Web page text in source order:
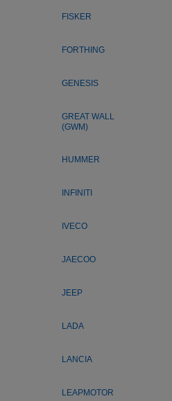
FISKER
FORTHING
GENESIS
GREAT WALL
(GWM)
HUMMER
INFINITI
IVECO
JAECOO
JEEP
LADA
LANCIA
LEAPMOTOR